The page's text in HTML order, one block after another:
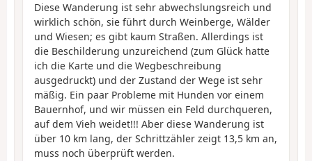
Diese Wanderung ist sehr abwechslungsreich und
wirklich schön, sie führt durch Weinberge, Wälder
und Wiesen; es gibt kaum Straßen. Allerdings ist
die Beschilderung unzureichend (zum Glück hatte
ich die Karte und die Wegbeschreibung
ausgedruckt) und der Zustand der Wege ist sehr
mäßig. Ein paar Probleme mit Hunden vor einem
Bauernhof, und wir müssen ein Feld durchqueren,
auf dem Vieh weidet!!! Aber diese Wanderung ist
über 10 km lang, der Schrittzähler zeigt 13,5 km an,
muss noch überprüft werden.